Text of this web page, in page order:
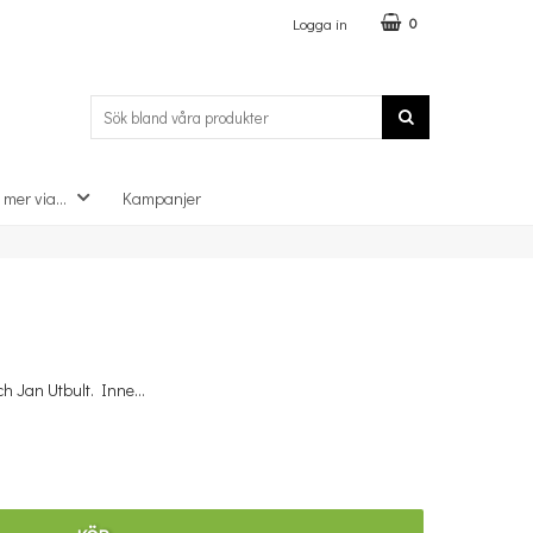
Logga in 0
via... Kampanjer
Jan Utbult. Inne…